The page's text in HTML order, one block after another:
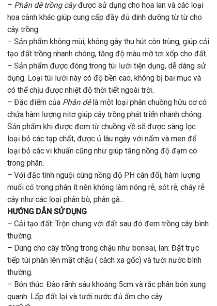
– Phân dêtrồng câyđược sử dụng cho hoa lan và các loại
hoa cảnh khác giúp cung cấp đầy đủ dinh dưỡng từ từ cho
cây trồng.
– Sản phẩm không mùi, không gây thu hút côn trùng, giúp cải
tạo đất trồng nhanh chóng, tăng độ màu mỡ tơi xốp cho đất.
– Sản phẩm được đóng trong túi lưới tiện dụng, dễ dàng sử
dụng. Loại túi lưới này có độ bền cao, không bị bai mục và
có thể chịu được nhiệt độ thời tiết ngoài trời.
– Đặc điểm của Phân dêlà một loại phân chuồng hữu cơ có
chứa hàm lượng nitơ giúp cây trồng phát triển nhanh chóng.
Sản phẩm khi được đem từ chuồng về sẽ được sàng lọc
loại bỏ các tạp chất, được ủ lâu ngày với nấm và men để
loại bỏ các vi khuẩn cũng như giúp tăng nồng độ đạm có
trong phân.
– Với đặc tính nguội cùng nồng độ PH cân đối, hàm lượng
muối có trong phân ít nên không làm nóng rễ, sót rễ, cháy rễ
cây như các loại phân bò, phân gà…
HƯỚNG DẪN SỬ DỤNG
– Cải tạo đất: Trộn chung với đất sau đó đem trồng cây bình
thường.
– Dùng cho cây trồng trong chậu như bonsai, lan: Đặt trực
tiếp túi phân lên mặt chậu ( cách xa gốc) và tưới nước bình
thường.
– Bón thúc: Đào rãnh sâu khoảng 5cm và rắc phân bón xung
quanh. Lấp đất lại và tưới nước đủ ẩm cho cây.